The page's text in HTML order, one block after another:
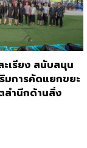
เรียง สนับสนุน
มการคัดแยกขยะ
สำนึกด้านสิ่ง